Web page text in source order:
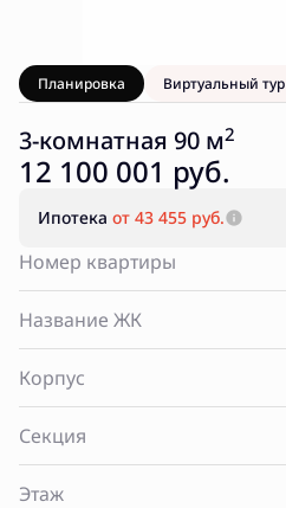
Планировка Виртуальный тур
3-комнатная 90 м2
12 100 001 руб.
Ипотека от 43 455 руб.
Номер квартиры
Название ЖК
Корпус
Секция
Этаж